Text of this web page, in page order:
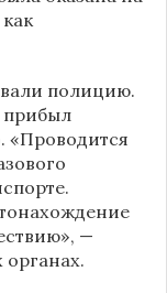
полицию.
прибыл
«Проводится
—